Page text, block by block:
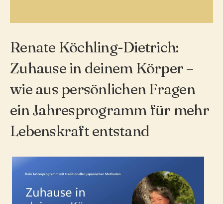
Renate Köchling-Dietrich:
Zuhause in deinem Körper –
wie aus persönlichen Fragen
ein Jahresprogramm für mehr
Lebenskraft entstand